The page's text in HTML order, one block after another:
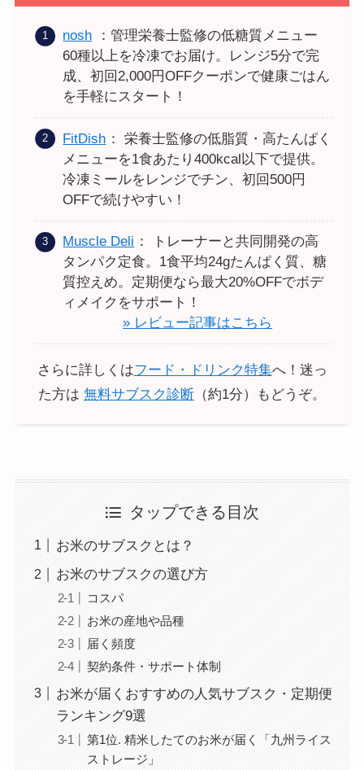
nosh
：管理栄養士監修の低糖質メニュー
60種以上を冷凍でお届け。レンジ5分で完
成、初回2,000円OFFクーポンで健康ごはん
を手軽にスタート！
FitDish ： 栄養士監修の低脂質・高たんぱく
メニューを1食あたり400kcal以下で提供。
冷凍ミールをレンジでチン、初回500円
OFFで続けやすい！
Muscle Deli ： トレーナーと共同開発の高
タンパク定食。1食平均24gたんぱく質、糖
質控えめ。定期便なら最大20%OFFでボデ
ィメイクをサポート！
» レビュー記事はこちら
さらに詳しくはフード・ドリンク特集へ！迷っ
た方は 無料サブスク診断 （約1分）もどうぞ。
タップできる目次
お米のサブスクとは？
お米のサブスクの選び方
コスパ
お米の産地や品種
届く頻度
契約条件・サポート体制
お米が届くおすすめの人気サブスク・定期便
ランキング9選
第1位. 精米したてのお米が届く「九州ライス
ストレージ」